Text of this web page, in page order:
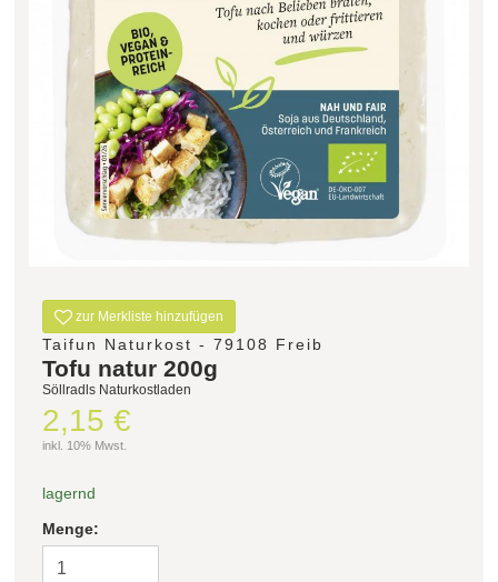
Weinkellerei Stift
Kremsmünster
Detail
Wildkraut
KATEGORIE
Filter zurücksetzen
zur Merkliste hinzufügen
Taifun Naturkost - 79108 Freib
Tofu natur 200g
Söllradls Naturkostladen
2,15 €
inkl. 10% Mwst.
lagernd
Menge: